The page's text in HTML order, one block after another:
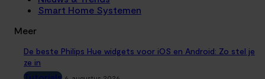
Smart Home Systemen
Meer
De beste Philips Hue widgets voor iOS en Android: Zo stel je
ze in
Tutorials